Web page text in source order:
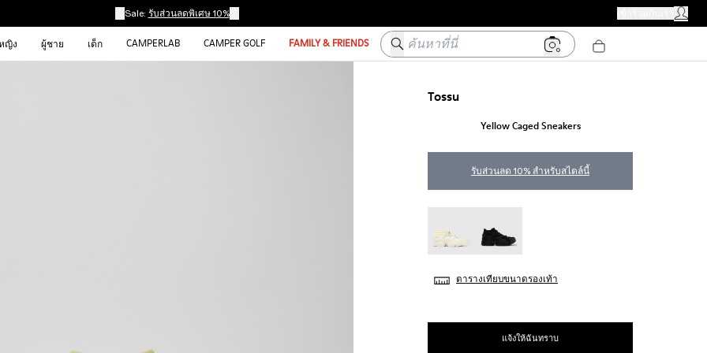
Sale: รับส่วนลดพิเศษ 10%
บัญชีผู้ใ
ญิง
ผู้ชาย เด็ก CAMPERLAB CAMPER GOLF FAMILY & FRIENDS ค้นหาที่นี่
Tossu
Yellow Caged Sneakers
รับส่วนลด 10% สำหรับสไตล์นี้
ตารางเทียบขนาดรองเท้า
แจ้งให้ฉันทราบ